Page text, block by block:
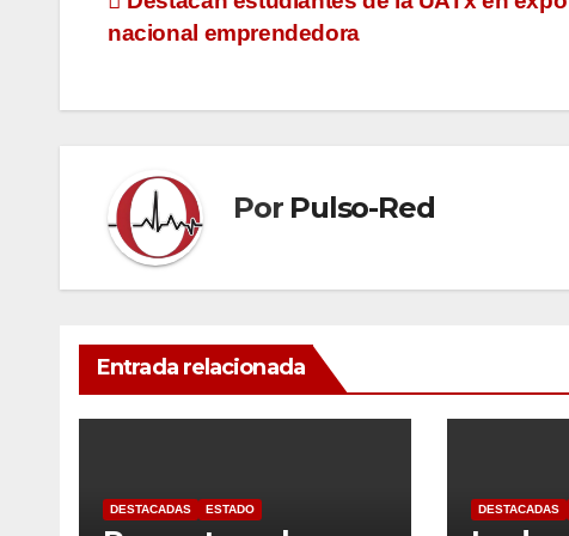
entradas
nacional emprendedora
Por Pulso-Red
Entrada relacionada
DESTACADAS ESTADO DESTACADAS